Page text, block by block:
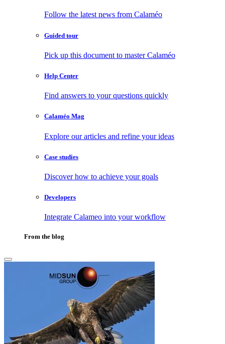
Follow the latest news from Calaméo
Guided tour
Pick up this document to master Calaméo
Help Center
Find answers to your questions quickly
Calaméo Mag
Explore our articles and refine your ideas
Case studies
Discover how to achieve your goals
Developers
Integrate Calameo into your workflow
From the blog